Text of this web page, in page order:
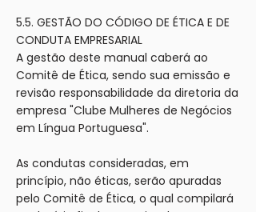
5.5. GESTÃO DO CÓDIGO DE ÉTICA E DE
CONDUTA EMPRESARIAL
A gestão deste manual caberá ao
Comitê de Ética, sendo sua emissão e
revisão responsabilidade da diretoria da
empresa "Clube Mulheres de Negócios
em Língua Portuguesa".
As condutas consideradas, em
princípio, não éticas, serão apuradas
pelo Comitê de Ética, o qual compilará